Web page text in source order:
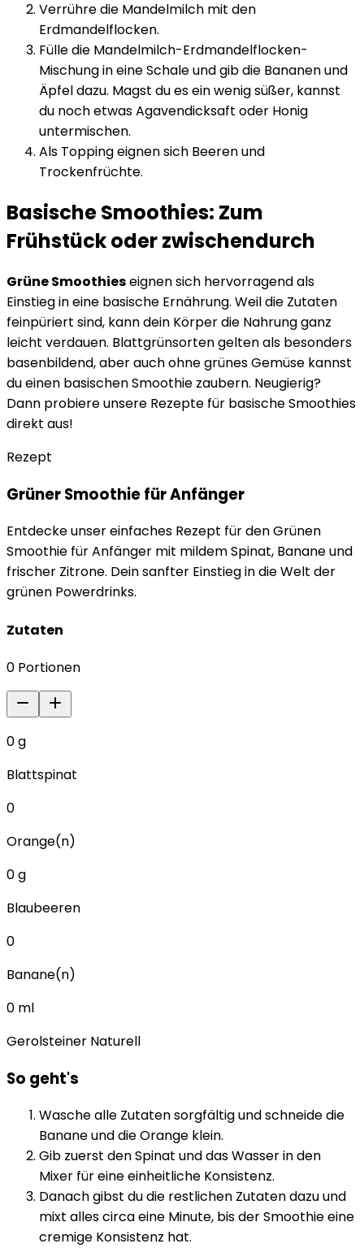
Verrühre die Mandelmilch mit den
Erdmandelflocken.
Fülle die Mandelmilch-Erdmandelflocken-
Mischung in eine Schale und gib die Bananen und
Äpfel dazu. Magst du es ein wenig süßer, kannst
du noch etwas Agavendicksaft oder Honig
untermischen.
Als Topping eignen sich Beeren und
Trockenfrüchte.
Basische Smoothies: Zum
Frühstück oder zwischendurch
Grüne Smoothieseignen sich hervorragend als
Einstieg in eine basische Ernährung. Weil die Zutaten
feinpüriert sind, kann dein Körper die Nahrung ganz
leicht verdauen. Blattgrünsorten gelten als besonders
basenbildend, aber auch ohne grünes Gemüse kannst
du einen basischen Smoothie zaubern. Neugierig?
Dann probiere unsere Rezepte für basische Smoothies
direkt aus!
Rezept
Grüner Smoothie für Anfänger
Entdecke unser einfaches Rezept für den Grünen
Smoothie für Anfänger mit mildem Spinat, Banane und
frischer Zitrone. Dein sanfter Einstieg in die Welt der
grünen Powerdrinks.
Zutaten
0 Portionen
0g
Blattspinat
0
Orange(n)
0g
Blaubeeren
0
Banane(n)
0 ml
Gerolsteiner Naturell
So geht's
Wasche alle Zutaten sorgfältig und schneide die
Banane und die Orange klein.
Gib zuerst den Spinat und das Wasser in den
Mixer für eine einheitliche Konsistenz.
Danach gibst du die restlichen Zutaten dazu und
mixt alles circa eine Minute, bis der Smoothie eine
cremige Konsistenz hat.